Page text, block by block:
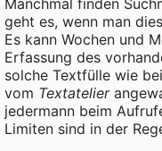
Manchmal finden
geht es, wenn man
Es kann Wochen und
Erfassung des
solche Textfülle wie
vom Textatelier
jedermann beim
Limiten sind in der